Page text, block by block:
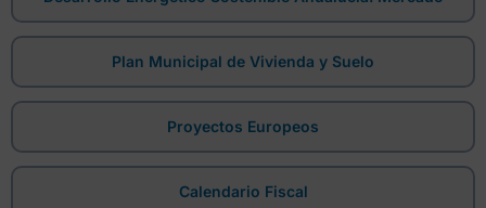
Plan Municipal de Vivienda y Suelo
Proyectos Europeos
Calendario Fiscal